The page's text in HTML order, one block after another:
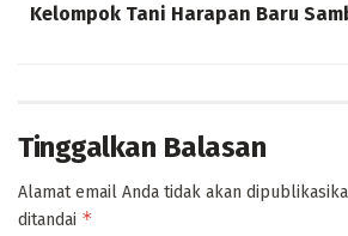
Kelompok Tani Harapan Baru
Tinggalkan Balasan
Alamat email Anda tidak akan
ditandai *